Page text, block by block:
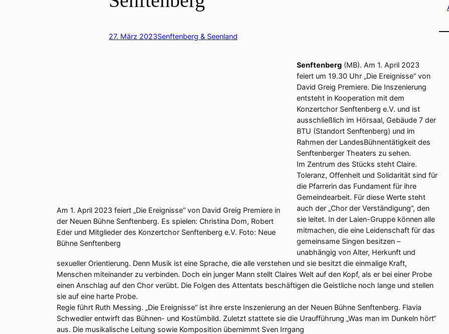
27. März 2023Senftenberg & Seenland
Am 1. April 2023 feiert „Die Ereignisse“ von David Greig Premiere in
der Neuen Bühne Senftenberg. Es spielen: Christina Dom, Robert
Eder und Mitglieder des Konzertchor Senftenberg e.V. Foto: Neue
Bühne Senftenberg
Senftenberg(MB). Am 1. April 2023
feiert um 19.30 Uhr „Die Ereignisse“ von
David Greig Premiere. Die Inszenierung
entsteht in Kooperation mit dem
Konzertchor Senftenberg e.V. und ist
ausschließlich im Hörsaal, Gebäude 7 der
BTU (Standort Senftenberg) und im
Rahmen der LandesBühnentätigkeit des
Senftenberger Theaters zu sehen.
Im Zentrum des Stücks steht Claire.
Toleranz, Offenheit und Solidarität sind für
die Pfarrerin das Fundament für ihre
Gemeindearbeit. Für diese Werte steht
auch der „Chor der Verständigung“, den
sie leitet. In der Laien-Gruppe können alle
mitmachen, die eine Leidenschaft für das
gemeinsame Singen besitzen –
unabhängig von Alter, Herkunft und
sexueller Orientierung. Denn Musik ist eine Sprache, die alle verstehen und sie besitzt die einmalige Kraft,
Menschen miteinander zu verbinden. Doch ein junger Mann stellt Claires Welt auf den Kopf, als er bei einer Probe
einen Anschlag auf den Chor verübt. Die Folgen des Attentats beschäftigen die Geistliche noch lange und stellen
sie auf eine harte Probe.
Regie führt Ruth Messing. „Die Ereignisse“ ist ihre erste Inszenierung an der Neuen Bühne Senftenberg. Flavia
Schwedler entwirft das Bühnen- und Kostümbild. Zuletzt stattete sie die Uraufführung „Was man im Dunkeln hört“
aus. Die musikalische Leitung sowie Komposition übernimmt Sven Irrgang